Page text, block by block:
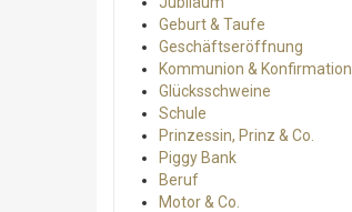
Geburt & Taufe
Geschäftseröffnung
Kommunion & Konfirmation
Glücksschweine
Schule
Prinzessin, Prinz & Co.
Piggy Bank
Beruf
Motor & Co.